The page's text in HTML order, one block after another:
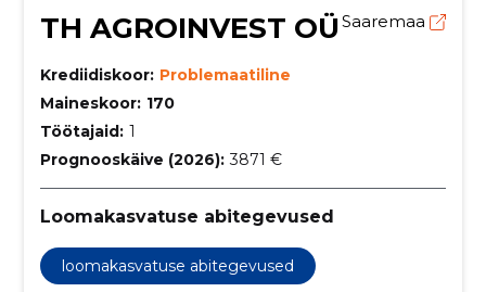
TH AGROINVEST OÜSaaremaa
Krediidiskoor: Problemaatiline
Maineskoor: 170
Töötajaid: 1
Prognooskäive (2026): 3871 €
Loomakasvatuse abitegevused
loomakasvatuse abitegevused